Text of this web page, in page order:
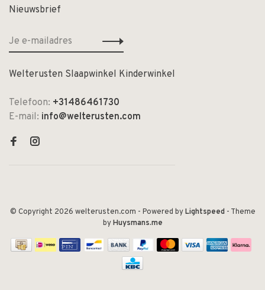
Nieuwsbrief
Welterusten Slaapwinkel Kinderwinkel
Telefoon: +31486461730
E-mail: info@welterusten.com
© Copyright 2026 welterusten.com - Powered byLightspeed- Theme
byHuysmans.me